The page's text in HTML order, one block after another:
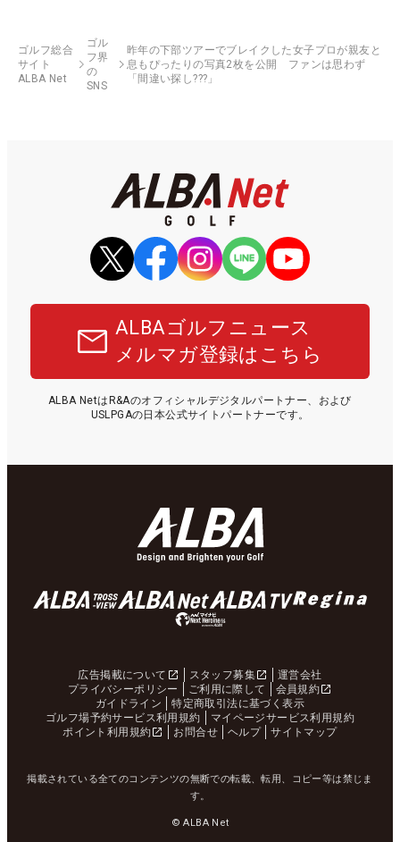
ゴルフ総合
サイト
ALBA Net
ゴル
フ界
の
SNS
昨年の下部ツアーでブレイクした女子プロが親友と
息もぴったりの写真2枚を公開 ファンは思わず
「間違い探し???」
ALBAゴルフニュース
メルマガ登録はこちら
ALBA NetはR&Aのオフィシャルデジタルパートナー、および
USLPGAの日本公式サイトパートナーです。
広告掲載について スタッフ募集
運営会社
プライバシーポリシー
ご利用に際して
会員規約
ガイドライン
特定商取引法に基づく表示
ゴルフ場予約サービス利用規約
マイページサービス利用規約
ポイント利用規約
お問合せ ヘルプ サイトマップ
掲載されている全てのコンテンツの無断での転載、転用、コピー等は禁じま
す。
© ALBA Net